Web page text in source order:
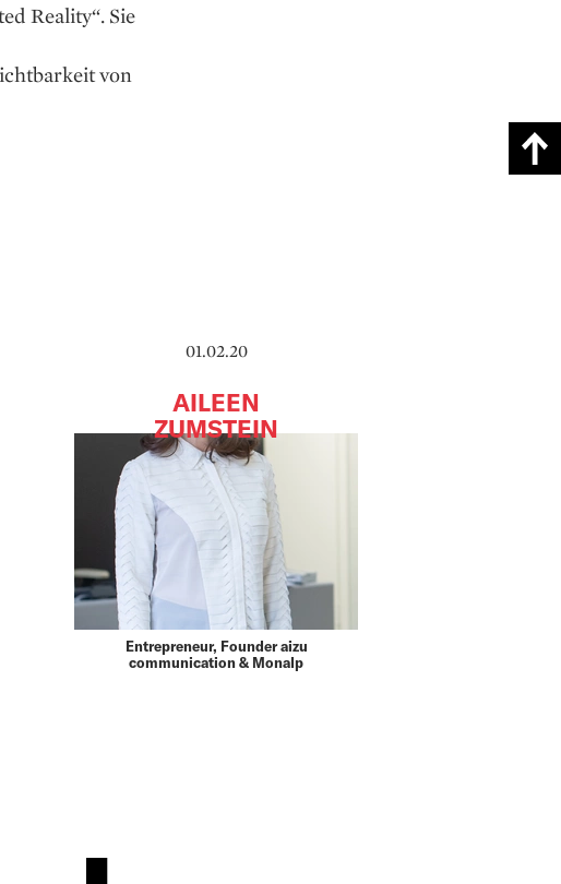
Reality“. Sie
von
01.02.20
AILEEN
ZUMSTEIN
Entrepreneur, Founder aizu
communication & Monalp